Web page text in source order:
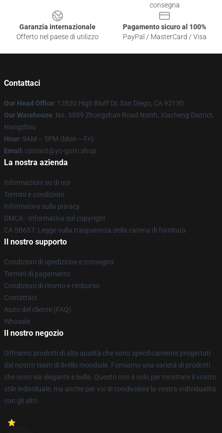
consegna
Garanzia internazionale
Offerto nel paese di utilizzo
Pagamento sicuro al 100%
PayPal / MasterCard / Visa
Contattaci
Our Head Office: 12820 High Bluff Dr, San Diego, CA 92130
Our Warehouse: No. 3939 Zhongshan Road North, Xiacheng District,
Hangzhou
Hour: 9AM – 5PM (Mon – Fri)
Email : contact@yo-gotti.shop
La nostra azienda
Informazioni su di noi
Termini e condizioni
Informativa sulla privacy
DMCA - Informativa sul copyright
CA SB657: Legge sulla trasparenza della catena di fornitura
Il nostro supporto
Condizioni di spedizione e consegna
Termini di pagamento
Condizioni di ritorno e rimborso
Contattaci
Aiuto del cliente (FAQ)
Whosale
Il nostro negozio
Offriamo prodotti di alta qualità che sono specificamente progettati
dal nostro team di livello mondiale. Forniamo una varietà di prodotti
che sono sia elegante e bella. Questo non è solo per mostrare il vostro
stile individuale, ma anche per voi di condividere la vostra individualità
con gli altri.